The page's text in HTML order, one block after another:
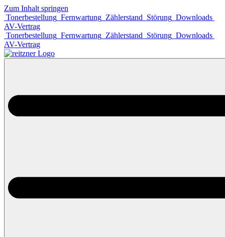
Zum Inhalt springen
Tonerbestellung Fernwartung Zählerstand Störung Downloads
AV-Vertrag
Tonerbestellung Fernwartung Zählerstand Störung Downloads
AV-Vertrag